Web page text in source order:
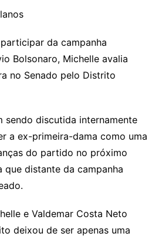
da campanha
Bolsonaro, Michelle avalia
no Senado pelo Distrito
sendo discutida internamente
a ex-primeira-dama como uma
do partido no próximo
que distante da campanha
e Valdemar Costa Neto
deixou de ser apenas uma